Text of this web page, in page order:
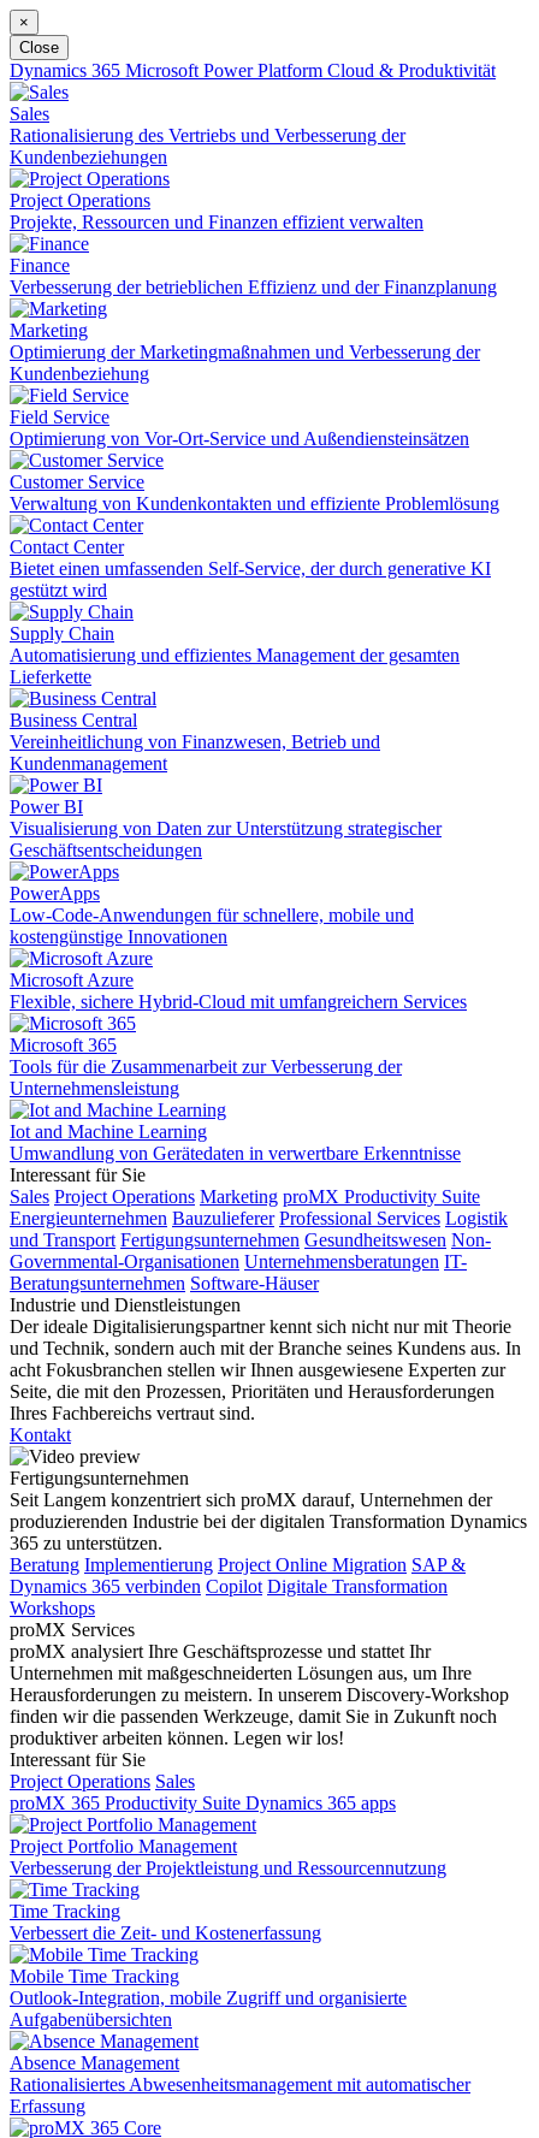
×
Close
Dynamics 365 Microsoft Power Platform Cloud & Produktivität
Sales
Rationalisierung des Vertriebs und Verbesserung der
Kundenbeziehungen
Project Operations
Projekte, Ressourcen und Finanzen effizient verwalten
Finance
Verbesserung der betrieblichen Effizienz und der Finanzplanung
Marketing
Optimierung der Marketingmaßnahmen und Verbesserung der
Kundenbeziehung
Field Service
Optimierung von Vor-Ort-Service und Außendiensteinsätzen
Customer Service
Verwaltung von Kundenkontakten und effiziente Problemlösung
Contact Center
Bietet einen umfassenden Self-Service, der durch generative KI
gestützt wird
Supply Chain
Automatisierung und effizientes Management der gesamten
Lieferkette
Business Central
Vereinheitlichung von Finanzwesen, Betrieb und
Kundenmanagement
Power BI
Visualisierung von Daten zur Unterstützung strategischer
Geschäftsentscheidungen
PowerApps
Low-Code-Anwendungen für schnellere, mobile und
kostengünstige Innovationen
Microsoft Azure
Flexible, sichere Hybrid-Cloud mit umfangreichern Services
Microsoft 365
Tools für die Zusammenarbeit zur Verbesserung der
Unternehmensleistung
Iot and Machine Learning
Umwandlung von Gerätedaten in verwertbare Erkenntnisse
Interessant für Sie
Sales Project Operations Marketing proMX Productivity Suite
Energieunternehmen Bauzulieferer Professional Services Logistik
und Transport Fertigungsunternehmen Gesundheitswesen Non-
Governmental-Organisationen Unternehmensberatungen IT-
Beratungsunternehmen Software-Häuser
Industrie und Dienstleistungen
Der ideale Digitalisierungspartner kennt sich nicht nur mit Theorie
und Technik, sondern auch mit der Branche seines Kundens aus. In
acht Fokusbranchen stellen wir Ihnen ausgewiesene Experten zur
Seite, die mit den Prozessen, Prioritäten und Herausforderungen
Ihres Fachbereichs vertraut sind.
Kontakt
Fertigungsunternehmen
Seit Langem konzentriert sich proMX darauf, Unternehmen der
produzierenden Industrie bei der digitalen Transformation Dynamics
365 zu unterstützen.
Beratung Implementierung Project Online Migration SAP &
Dynamics 365 verbinden Copilot Digitale Transformation
Workshops
proMX Services
proMX analysiert Ihre Geschäftsprozesse und stattet Ihr
Unternehmen mit maßgeschneiderten Lösungen aus, um Ihre
Herausforderungen zu meistern. In unserem Discovery-Workshop
finden wir die passenden Werkzeuge, damit Sie in Zukunft noch
produktiver arbeiten können. Legen wir los!
Interessant für Sie
Project Operations Sales
proMX 365 Productivity Suite Dynamics 365 apps
Project Portfolio Management
Verbesserung der Projektleistung und Ressourcennutzung
Time Tracking
Verbessert die Zeit- und Kostenerfassung
Mobile Time Tracking
Outlook-Integration, mobile Zugriff und organisierte
Aufgabenübersichten
Absence Management
Rationalisiertes Abwesenheitsmanagement mit automatischer
Erfassung